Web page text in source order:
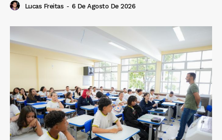
Lucas Freitas - 6 De Agosto De 2026